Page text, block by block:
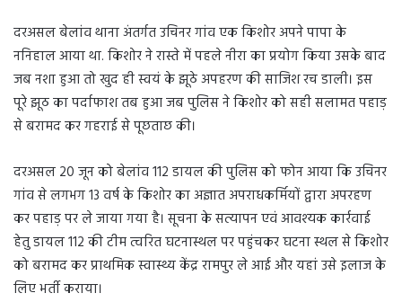
दरअसल बेलांव थाना अंतर्गत उचिनर गांव एक किशोर अपने पापा के
ननिहाल आया था. किशोर ने रास्ते में पहले नीरा का प्रयोग किया उसके बाद
जब नशा हुआ तो खुद ही स्वयं के झूठे अपहरण की साजिश रच डाली। इस
पूरे झूठ का पर्दाफाश तब हुआ जब पुलिस ने किशोर को सही सलामत पहाड़
से बरामद कर गहराई से पूछताछ की।
दरअसल 20 जून को बेलांव 112 डायल की पुलिस को फोन आया कि उचिनर
गांव से लगभग 13 वर्ष के किशोर का अज्ञात अपराधकर्मियों द्वारा अपरहण
कर पहाड़ पर ले जाया गया है। सूचना के सत्यापन एवं आवश्यक कार्रवाई
हेतु डायल 112 की टीम त्वरित घटनास्थल पर पहुंचकर घटना स्थल से किशोर
को बरामद कर प्राथमिक स्वास्थ्य केंद्र रामपुर ले आई और यहां उसे इलाज के
लिए भर्ती कराया।